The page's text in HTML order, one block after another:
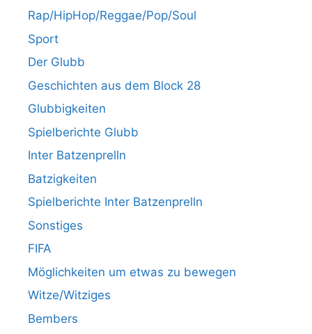
Rap/HipHop/Reggae/Pop/Soul
Sport
Der Glubb
Geschichten aus dem Block 28
Glubbigkeiten
Spielberichte Glubb
Inter Batzenprelln
Batzigkeiten
Spielberichte Inter Batzenprelln
Sonstiges
FIFA
Möglichkeiten um etwas zu bewegen
Witze/Witziges
Bembers